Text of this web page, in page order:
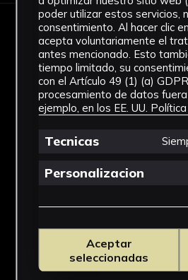
poder utilizar estos servicios,
consentimiento. Al hacer clic
acepta voluntariamente el
antes mencionado. Esto
tiempo limitado, su
con el Artículo 49 (1) (a)
procesamiento de datos fuera
ejemplo, en los EE. UU.
Tecnicas
Personalizacion
Aceptar
seleccionadas